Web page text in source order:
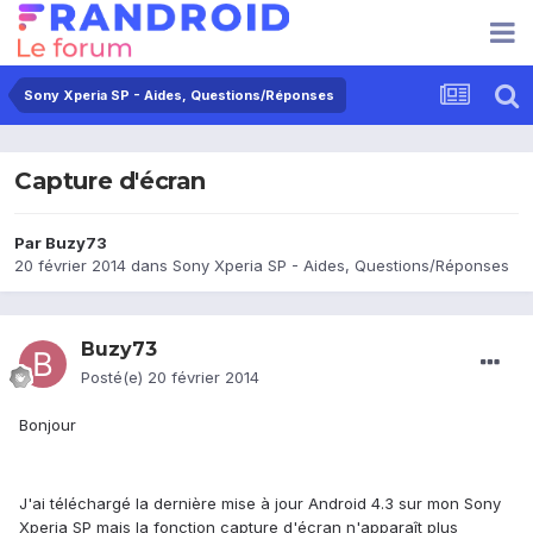
Sony Xperia SP - Aides, Questions/Réponses
Capture d'écran
Par Buzy73
20 février 2014 dans Sony Xperia SP - Aides, Questions/Réponses
Buzy73
Posté(e) 20 février 2014
Bonjour
J'ai téléchargé la dernière mise à jour Android 4.3 sur mon Sony
Xperia SP mais la fonction capture d'écran n'apparaît plus